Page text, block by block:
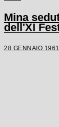
Mina
dell'XI
28 GENNAIO